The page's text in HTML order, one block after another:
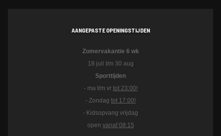
AANGEPASTE OPENINGSTIJDEN
Zomervakantie 6 wk
18 juli t/m 30 aug
Sporttijden
- ma t/m vr tot 23:00!
- Zondag tot 17:00!
- Kidsopvang vrijdag
open vanaf 08:15